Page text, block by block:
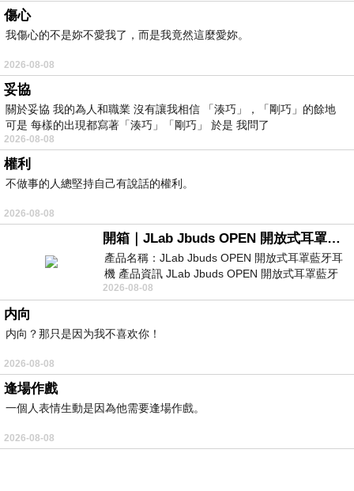
傷心
我傷心的不是妳不愛我了，而是我竟然這麼愛妳。
2026-08-08
妥協
關於妥協 我的為人和職業 沒有讓我相信 「湊巧」，「剛巧」的餘地
可是 每樣的出現都寫著「湊巧」「剛巧」 於是 我問了
2026-08-08
權利
不做事的人總堅持自己有說話的權利。
2026-08-08
開箱｜JLab Jbuds OPEN 開放式耳罩藍牙耳機 - 設計美學，輕巧、透氣、環境音全物理達成！
產品名稱：JLab Jbuds OPEN 開放式耳罩藍牙耳
機 產品資訊 JLab Jbuds OPEN 開放式耳罩藍牙
耳機評語：非常有特色，值得喜愛美型工
2026-08-08
内向
内向？那只是因为我不喜欢你！
2026-08-08
逢場作戲
一個人表情生動是因為他需要逢場作戲。
2026-08-08